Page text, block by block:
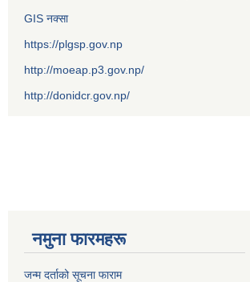
GIS नक्सा
https://plgsp.gov.np
http://moeap.p3.gov.np/
http://donidcr.gov.np/
नमुना फारमहरू
जन्म दर्ताको सूचना फाराम